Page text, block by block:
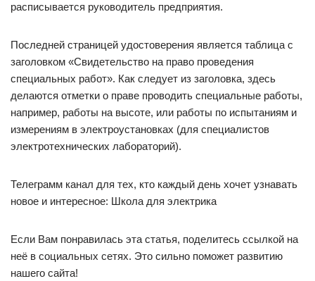
расписывается руководитель предприятия.
Последней страницей удостоверения является таблица с
заголовком «Свидетельство на право проведения
специальных работ». Как следует из заголовка, здесь
делаются отметки о праве проводить специальные работы,
например, работы на высоте, или работы по испытаниям и
измерениям в электроустановках (для специалистов
электротехнических лабораторий).
Телеграмм канал для тех, кто каждый день хочет узнавать
новое и интересное: Школа для электрика
Если Вам понравилась эта статья, поделитесь ссылкой на
неё в социальных сетях. Это сильно поможет развитию
нашего сайта!